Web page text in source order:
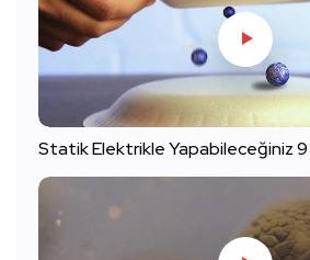
Statik Elektrikle Yapabileceğiniz 9